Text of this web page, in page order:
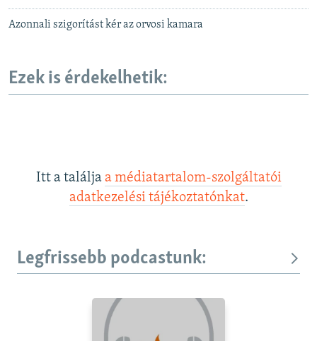
Azonnali szigorítást kér az orvosi kamara
Ezek is érdekelhetik:
Itt a találja a médiatartalom-szolgáltatói
adatkezelési tájékoztatónkat.
Legfrissebb podcastunk: